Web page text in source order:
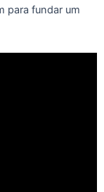
para fundar um